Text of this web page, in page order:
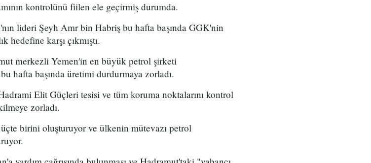
kontrolünü fiilen ele geçirmiş durumda.
lideri Şeyh Amr bin Habriş bu hafta başında GGK'nin
hedefine karşı çıkmıştı.
merkezli Yemen'in en büyük petrol şirketi
hafta başında üretimi durdurmaya zorladı.
Elit Güçleri tesisi ve tüm koruma noktalarını kontrol
zorladı.
birini oluşturuyor ve ülkenin mütevazı petrol